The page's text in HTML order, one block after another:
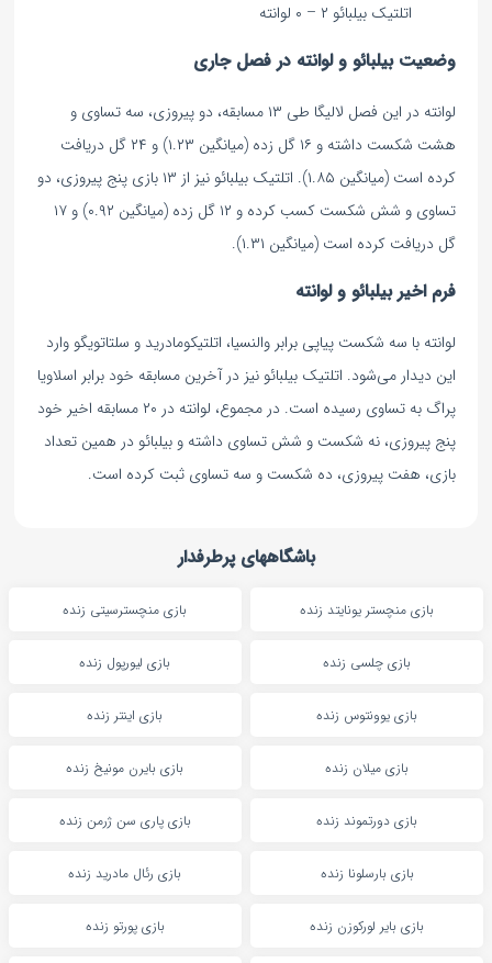
اتلتیک بیلبائو ۲ – ۰ لوانته
وضعیت بیلبائو و لوانته در فصل جاری
لوانته در این فصل لالیگا طی ۱۳ مسابقه، دو پیروزی، سه تساوی و
هشت شکست داشته و ۱۶ گل زده (میانگین ۱.۲۳) و ۲۴ گل دریافت
کرده است (میانگین ۱.۸۵). اتلتیک بیلبائو نیز از ۱۳ بازی پنج پیروزی، دو
تساوی و شش شکست کسب کرده و ۱۲ گل زده (میانگین ۰.۹۲) و ۱۷
گل دریافت کرده است (میانگین ۱.۳۱).
فرم اخیر بیلبائو و لوانته
لوانته با سه شکست پیاپی برابر والنسیا، اتلتیکومادرید و سلتاتویگو وارد
این دیدار می‌شود. اتلتیک بیلبائو نیز در آخرین مسابقه خود برابر اسلاویا
پراگ به تساوی رسیده است. در مجموع، لوانته در ۲۰ مسابقه اخیر خود
پنج پیروزی، نه شکست و شش تساوی داشته و بیلبائو در همین تعداد
بازی، هفت پیروزی، ده شکست و سه تساوی ثبت کرده است.
باشگاههای پرطرفدار
بازی منچستر یونایتد زنده بازی منچسترسیتی زنده
بازی چلسی زنده بازی لیورپول زنده
بازی یوونتوس زنده بازی اینتر زنده
بازی میلان زنده بازی بایرن مونیخ زنده
بازی دورتموند زنده بازی پاری سن ژرمن زنده
بازی بارسلونا زنده بازی رئال مادرید زنده
بازی بایر لورکوزن زنده بازی پورتو زنده